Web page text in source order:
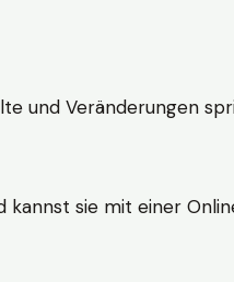
und Veränderungen
kannst sie mit einer